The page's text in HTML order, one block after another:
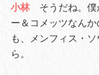
小林
そうだね。
ー＆コメッツなん
も、メンフィス・
ら。